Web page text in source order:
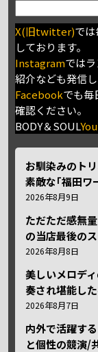
X(旧twitter)で
しております。
Instagramでは
紹介なども発信し
Facebookでも毎
確認ください。
BODY＆SOUL
お馴染みのト
素敵な｢福田ワ
2026年8月9日
ただただ感無
の当店最後の
2026年8月8日
美しいメロデ
奏され堪能し
2026年8月7日
内外で活躍す
と個性の競演/